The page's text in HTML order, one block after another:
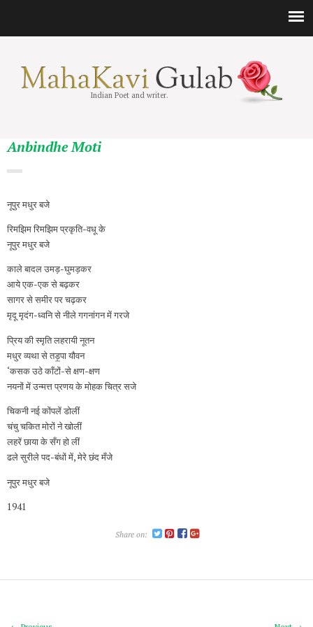
Indian Poet and writer.
Anbindhe Moti
नूपुर मधुर बजे
रिमझिम रिमझिम प्रकृति-वधू के
नूपुर मधुर बजे
काले बादल उमड़-घुमड़कर
आये एक-एक से बढ़कर
सागर से समीर पर चढ़कर
मृदू मृदंग-ध्वनि से नीले गगनांगन में गरजे
प्रिय की स्मृति लहरायी नूतन
मधुर व्यथा से तड़॒पा यौवन
‘कसक उठे काँटों-से क्षण-क्षण
नयनों में उन्मत्त प्रणय के मोहक चित्र सजे
चिकनी नई कोंपलें डोलीं
चंचु चकित मोरों ने खोलीं
लहरें छाया के सँग हो लीं
ढले सुरीले पद-बंधों में, मेरे छंद मँजे
नूपुर मधुर बजे
1941
Share on: